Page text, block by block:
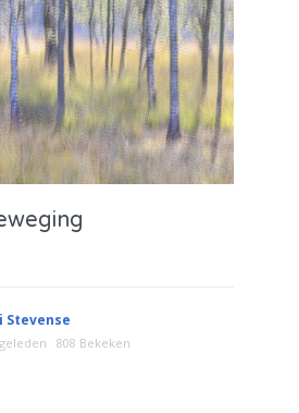
Stevense
808 Bekeken